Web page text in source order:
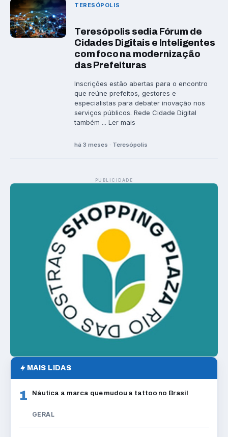
TERESÓPOLIS
Teresópolis sedia Fórum de
Cidades Digitais e Inteligentes
com foco na modernização
das Prefeituras
Inscrições estão abertas para o encontro
que reúne prefeitos, gestores e
especialistas para debater inovação nos
serviços públicos. Rede Cidade Digital
também ... Ler mais
há 3 meses · Teresópolis
PUBLICIDADE
MAIS LIDAS
1 Náutica a marca que mudou a tattoo no Brasil
GERAL